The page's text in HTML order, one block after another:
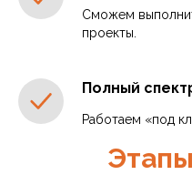
Сможем
проекты.
Полный
Работаем «под